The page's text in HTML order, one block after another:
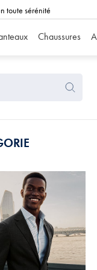
toute sérénité
Chaussures